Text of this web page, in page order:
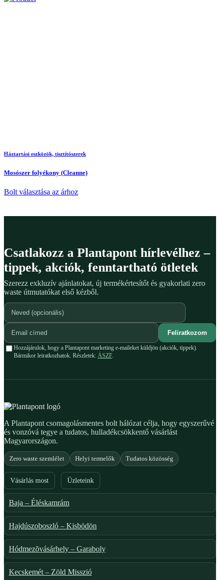
Háztartási eszközök, tisztítószerek
Mosószer folyékony (Cleanne)
Bolt választása az árhoz
Csatlakozz a Plantapont hírlevélhez –
tippek, akciók, fenntartható ötletek
Szerezz exkluzív ajánlatokat, új termékértesítőt és gyakorlati zero
waste útmutatókat első kézből.
Feliratkozom
Hozzájárulok, hogy a Plantapont marketing e-maileket küldjön (akciók, tippek).
Bármikor leiratkozhatok. Részletek: ÁSZF.
A Plantapont csomagolásmentes bolt hálózat célja, hogy egyszerűvé
és vonzóvá tegye a tudatos, hulladékcsökkentő vásárlást
Magyarországon.
Zero waste szemlélet Helyi termelők Tudatos közösség
Vásárlás most Üzleteink
Baja – Éléskamrám
Hajdúszoboszló – Kisbödön
Hódmezõvásárhely – Garaboly
Kecskemét – Zöld Misszió